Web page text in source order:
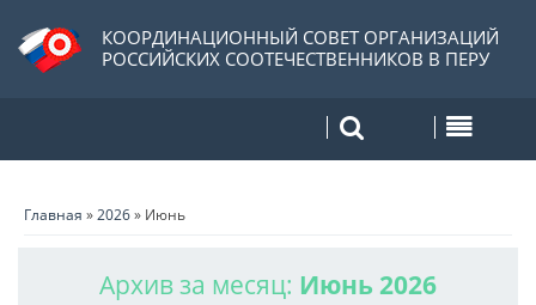
КООРДИНАЦИОННЫЙ СОВЕТ ОРГАНИЗАЦИЙ
РОССИЙСКИХ СООТЕЧЕСТВЕННИКОВ В ПЕРУ
Главная »2026» Июнь
Архив за месяц: Июнь 2026